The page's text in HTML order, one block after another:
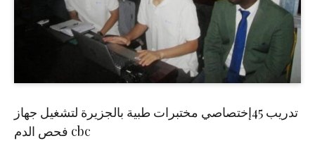
تدريب 45إختصاصي مختبرات طبية بالجزيرة لتشغيل جهاز
فحص الدم cbc